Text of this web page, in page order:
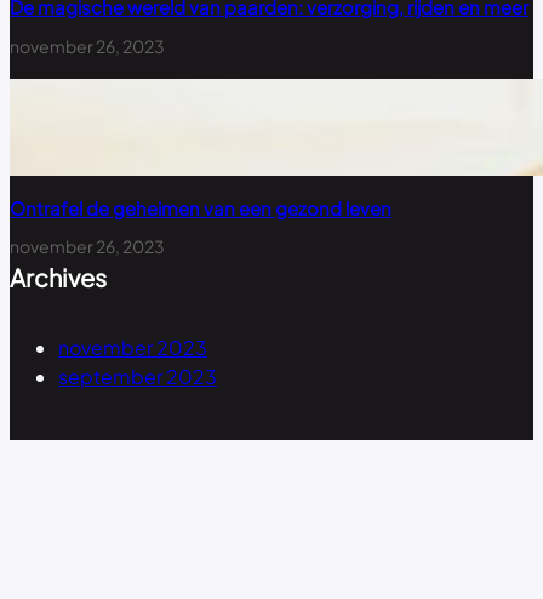
De magische wereld van paarden: verzorging, rijden en meer
november 26, 2023
Ontrafel de geheimen van een gezond leven
november 26, 2023
Archives
november 2023
september 2023